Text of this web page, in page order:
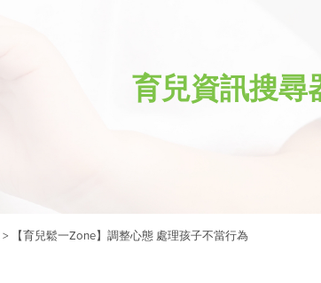
育兒資訊搜尋
> 【育兒鬆一Zone】調整心態 處理孩子不當行為